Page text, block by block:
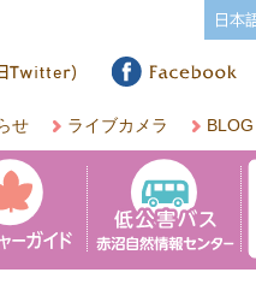
せ ライブカメラ